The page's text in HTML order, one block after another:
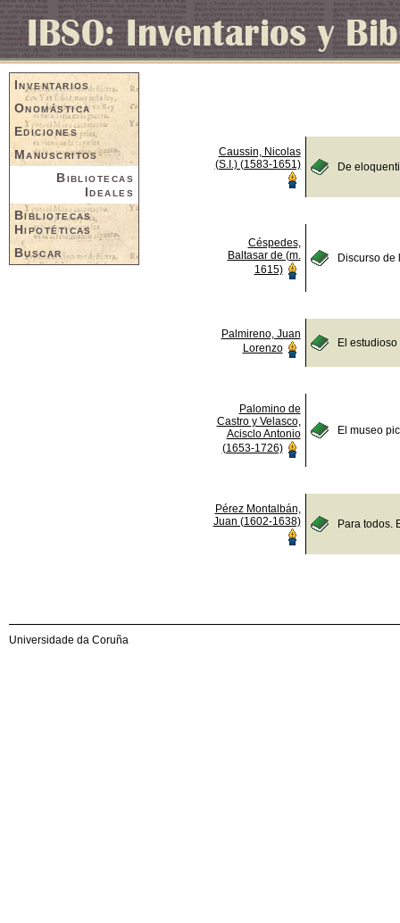
Inventarios
Onomástica
Ediciones
Manuscritos
Bibliotecas
Ideales
Bibliotecas
Hipotéticas
Buscar
Caussin, Nicolas
(S.I.) (1583-1651)
De
Céspedes,
Baltasar de (m.
1615)
Discurso de
Palmireno, Juan
Lorenzo
El
Palomino de
Castro y Velasco,
Acisclo Antonio
(1653-1726)
El museo
Pérez Montalbán,
Juan (1602-1638)
Para todos.
Universidade da Coruña